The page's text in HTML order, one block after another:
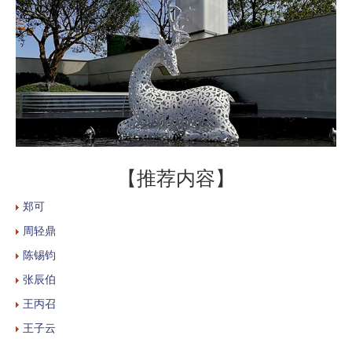
【推荐内容】
郑可
周轻鼎
陈锡钧
张辰伯
王丙召
王子云